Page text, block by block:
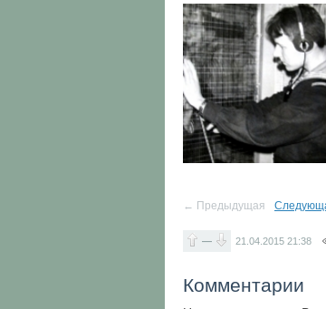
← Предыдущая
— 21.04.2015 21:38
Комментарии